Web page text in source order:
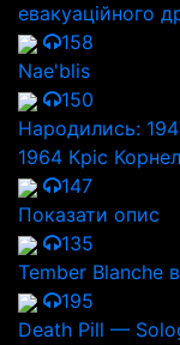
евакуаційного
158
Nae'blis
150
Народились:
1964 Кріс
147
Показати опис
135
Tember Blanche
195
Death Pill —